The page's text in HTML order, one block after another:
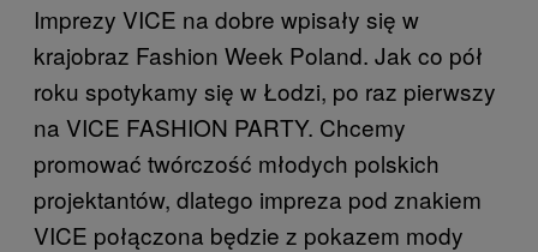
Imprezy VICE na dobre wpisały się w
krajobraz Fashion Week Poland. Jak co pół
roku spotykamy się w Łodzi, po raz pierwszy
na VICE FASHION PARTY. Chcemy
promować twórczość młodych polskich
projektantów, dlatego impreza pod znakiem
VICE połączona będzie z pokazem mody